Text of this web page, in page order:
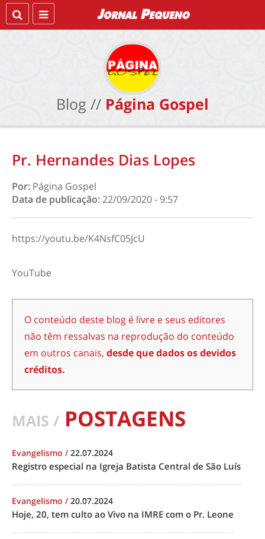
Blog // Página Gospel
Pr. Hernandes Dias Lopes
Por: Página Gospel
Data de publicação:22/09/2020 - 9:57
https://youtu.be/K4NsfC05JcU
YouTube
O conteúdo deste blog é livre e seus editores
não têm ressalvas na reprodução do conteúdo
em outros canais, desde que dados os devidos
créditos.
MAIS / POSTAGENS
Evangelismo /22.07.2024
Registro especial na Igreja Batista Central de São Luís
Evangelismo /20.07.2024
Hoje, 20, tem culto ao Vivo na IMRE com o Pr. Leone